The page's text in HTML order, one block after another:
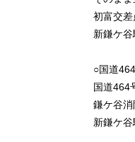
初富交
新鎌ケ
○国道
国道464
鎌ケ谷
新鎌ケ